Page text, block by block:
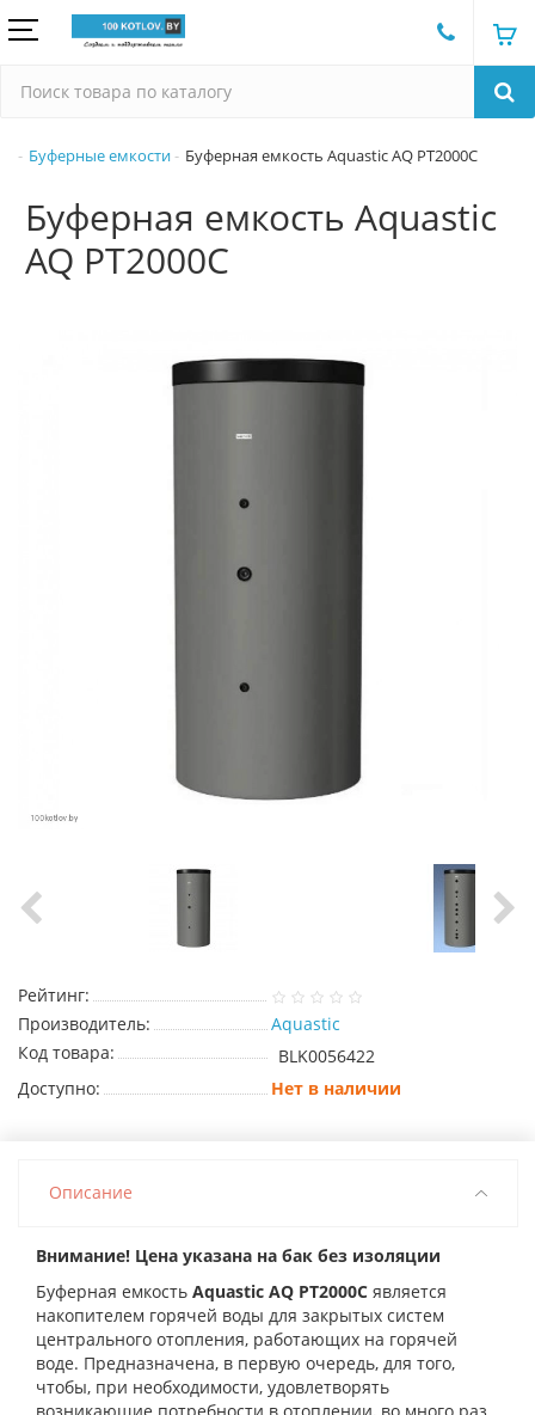
Буферные емкости Буферная емкость Aquastic AQ PT2000C
Буферная емкость Aquastic
AQ PT2000C
Рейтинг:
Производитель:
Aquastic
Код товара:
BLK0056422
Доступно:
Нет в наличии
Описание
Внимание! Цена указана на бак без изоляции
Буферная емкость Aquastic AQ PT2000С является
накопителем горячей воды для закрытых систем
центрального отопления, работающих на горячей
воде. Предназначена, в первую очередь, для того,
чтобы, при необходимости, удовлетворять